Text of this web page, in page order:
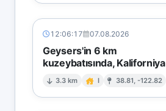
12:06:17 07.08.2026
Geysers'in 6 km
kuzeybatısında, Kaliforniya
3.3 km I 38.81, -122.82